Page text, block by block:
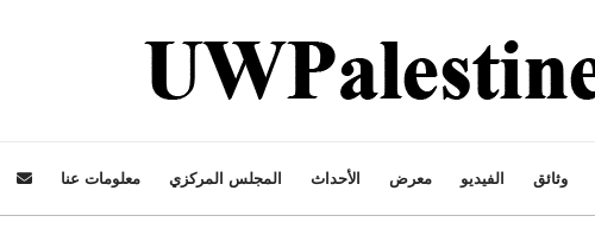
وثائق الفيديو معرض الأحداث المجلس المركزي معلومات عنا